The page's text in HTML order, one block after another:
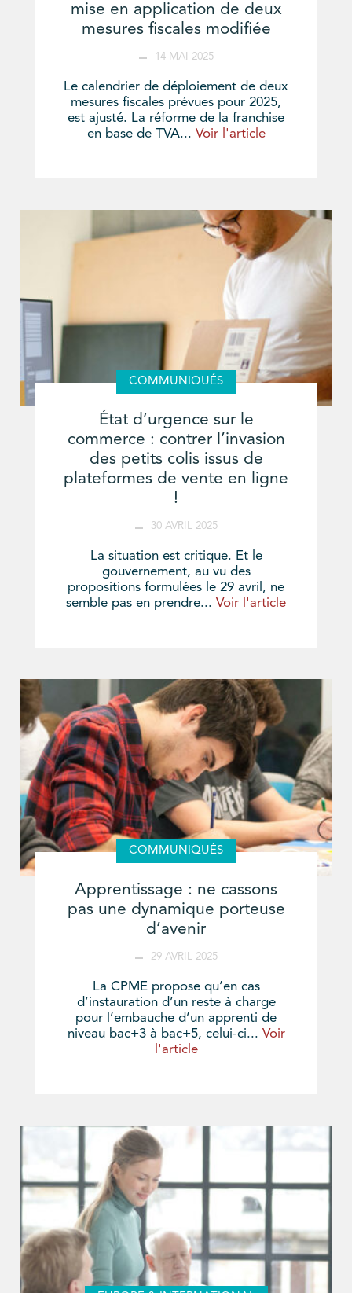
mise en application de deux
mesures fiscales modifiée
14 MAI 2025
Le calendrier de déploiement de deux
mesures fiscales prévues pour 2025,
est ajusté. La réforme de la franchise
en base de TVA... Voir l'article
COMMUNIQUÉS
État d’urgence sur le
commerce : contrer l’invasion
des petits colis issus de
plateformes de vente en ligne
!
30 AVRIL 2025
La situation est critique. Et le
gouvernement, au vu des
propositions formulées le 29 avril, ne
semble pas en prendre... Voir l'article
COMMUNIQUÉS
Apprentissage : ne cassons
pas une dynamique porteuse
d’avenir
29 AVRIL 2025
La CPME propose qu’en cas
d’instauration d’un reste à charge
pour l’embauche d’un apprenti de
niveau bac+3 à bac+5, celui-ci... Voir
l'article